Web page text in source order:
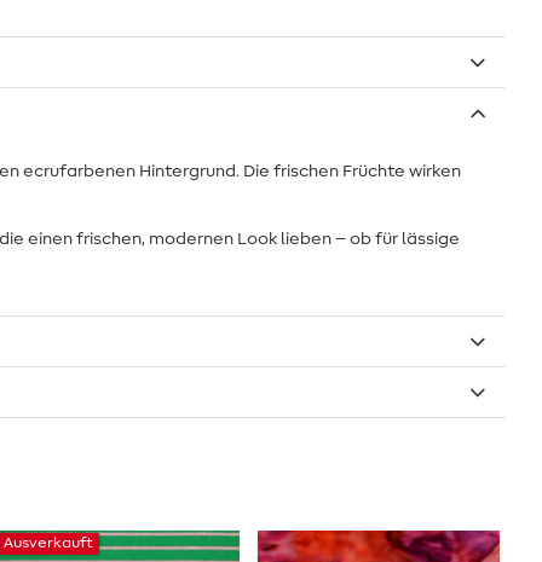
ecrufarbenen Hintergrund. Die frischen Früchte wirken
einen frischen, modernen Look lieben – ob für lässige
Ausverkauft